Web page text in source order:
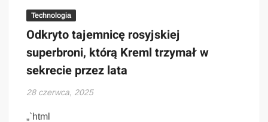
Technologia
Odkryto tajemnicę rosyjskiej
superbroni, którą Kreml trzymał w
sekrecie przez lata
28 czerwca, 2025
„`html